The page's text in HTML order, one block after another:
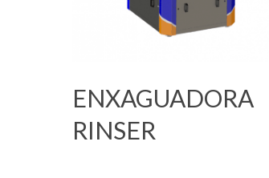
ENXAGUADORA
RINSER